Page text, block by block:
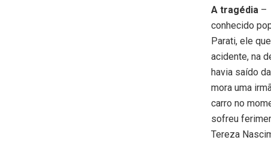
A tragédia –
conhecido
Parati, ele
acidente, na
havia saído
mora uma
carro no
sofreu
Tereza